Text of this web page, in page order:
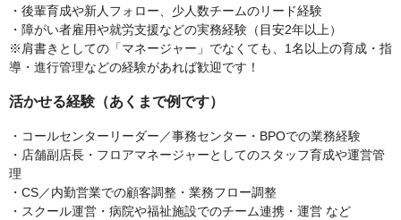
・後輩育成や新人フォロー、少人数チームのリード経験
・障がい者雇用や就労支援などの実務経験（目安2年以上）
※肩書きとしての「マネージャー」でなくても、1名以上の育成・指
導・進行管理などの経験があれば歓迎です！
活かせる経験（あくまで例です）
・コールセンターリーダー／事務センター・BPOでの業務経験
・店舗副店長・フロアマネージャーとしてのスタッフ育成や運営管
理
・CS／内勤営業での顧客調整・業務フロー調整
・スクール運営・病院や福祉施設でのチーム連携・運営 など